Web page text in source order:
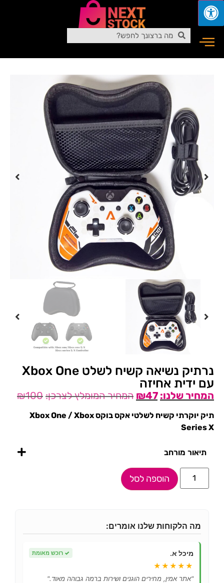
נרתיק נשיאה קשיח לשלט Xbox One
עם ידית אחיזה
₪100 ₪47
תיק יוקרתי קשיח לשלטי אקס בוקס Xbox One / Xbox
Series X
תיאור מורחב
הוספה לסל
מה הלקוחות שלנו אומרים:
מיכל א. ✓ רוכש מאומת
★★★★★
"אתר אמין, מחירים הוגנים ושירות ברמה גבוהה מאוד."